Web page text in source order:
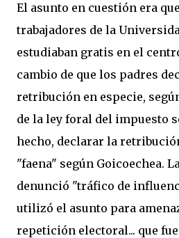
El asunto en cuestión era
trabajadores de la
estudiaban gratis en el
cambio de que los padres
retribución en especie,
de la ley foral del impuesto
hecho, declarar la
"faena" según Goicoechea.
denunció "tráfico de
utilizó el asunto para
repetición electoral... que